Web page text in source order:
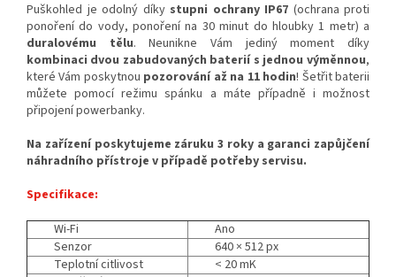
Puškohled je odolný díkystupni ochranyIP67 (ochrana proti
ponoření do vody, ponoření na 30 minut do hloubky 1 metr) a
duralovému tělu. Neunikne Vám jediný moment díky
kombinaci dvou zabudovaných baterií s jednou výměnnou,
které Vám poskytnou pozorování až na 11 hodin! Šetřit baterii
můžete pomocí režimu spánku a máte případně i možnost
připojení powerbanky.
Na zařízení poskytujeme záruku 3 roky a garanci zapůjčení
náhradního přístroje v případě potřeby servisu.
Specifikace:
Wi-Fi
Ano
Senzor
640 × 512 px
Teplotní citlivost
< 20 mK